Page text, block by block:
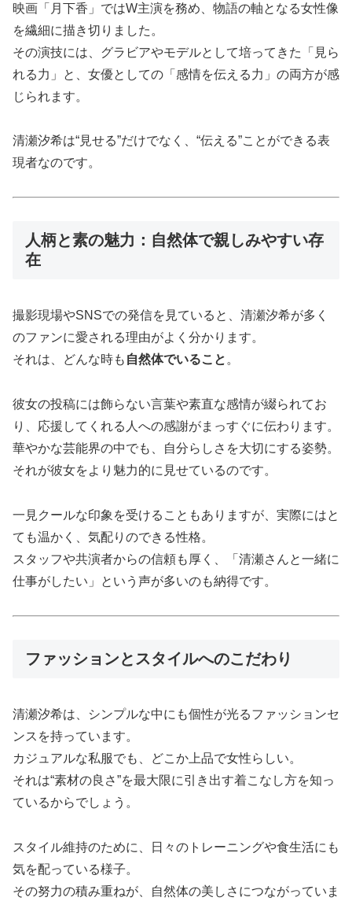
映画「月下香」ではW主演を務め、物語の軸となる女性像
を繊細に描き切りました。
その演技には、グラビアやモデルとして培ってきた「見ら
れる力」と、女優としての「感情を伝える力」の両方が感
じられます。
清瀬汐希は“見せる”だけでなく、“伝える”ことができる表
現者なのです。
人柄と素の魅力：自然体で親しみやすい存
在
撮影現場やSNSでの発信を見ていると、清瀬汐希が多く
のファンに愛される理由がよく分かります。
それは、どんな時も 自然体でいること。
彼女の投稿には飾らない言葉や素直な感情が綴られてお
り、応援してくれる人への感謝がまっすぐに伝わります。
華やかな芸能界の中でも、自分らしさを大切にする姿勢。
それが彼女をより魅力的に見せているのです。
一見クールな印象を受けることもありますが、実際にはと
ても温かく、気配りのできる性格。
スタッフや共演者からの信頼も厚く、「清瀬さんと一緒に
仕事がしたい」という声が多いのも納得です。
ファッションとスタイルへのこだわり
清瀬汐希は、シンプルな中にも個性が光るファッションセ
ンスを持っています。
カジュアルな私服でも、どこか上品で女性らしい。
それは“素材の良さ”を最大限に引き出す着こなし方を知っ
ているからでしょう。
スタイル維持のために、日々のトレーニングや食生活にも
気を配っている様子。
その努力の積み重ねが、自然体の美しさにつながっていま